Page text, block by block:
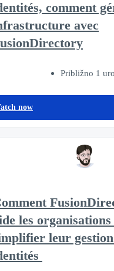
comment
avec
Približno 1 uro
now
les organisations
leur gestion